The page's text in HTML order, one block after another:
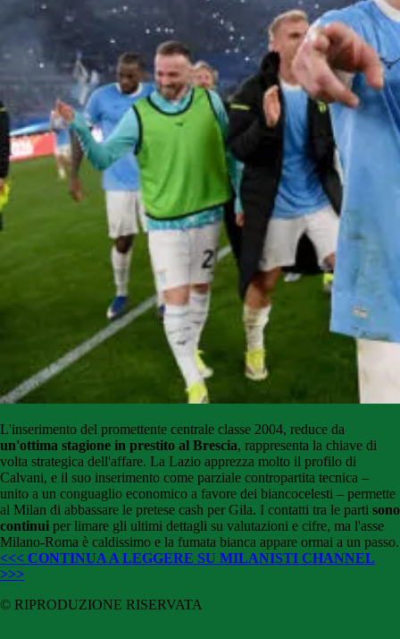
L'inserimento del promettente centrale classe 2004, reduce da
un'ottima stagione in prestito al Brescia, rappresenta la chiave di
volta strategica dell'affare. La Lazio apprezza molto il profilo di
Calvani, e il suo inserimento come parziale contropartita tecnica –
unito a un conguaglio economico a favore dei biancocelesti – permette
al Milan di abbassare le pretese cash per Gila. I contatti tra le parti sono
continui per limare gli ultimi dettagli su valutazioni e cifre, ma l'asse
Milano-Roma è caldissimo e la fumata bianca appare ormai a un passo.
<<< CONTINUA A LEGGERE SU MILANISTI CHANNEL
>>>
© RIPRODUZIONE RISERVATA